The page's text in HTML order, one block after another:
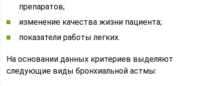
препаратов;
изменение качества жизни пациента;
показатели работы легких.
На основании данных критериев выделяют
следующие виды бронхиальной астмы: